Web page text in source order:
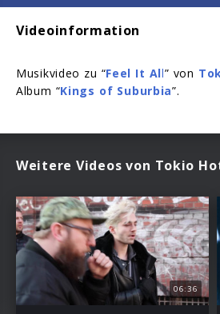
Videoinformation
Musikvideo zu “Feel It All” von
Album “Kings of Suburbia”.
Weitere Videos von Tokio
06:36